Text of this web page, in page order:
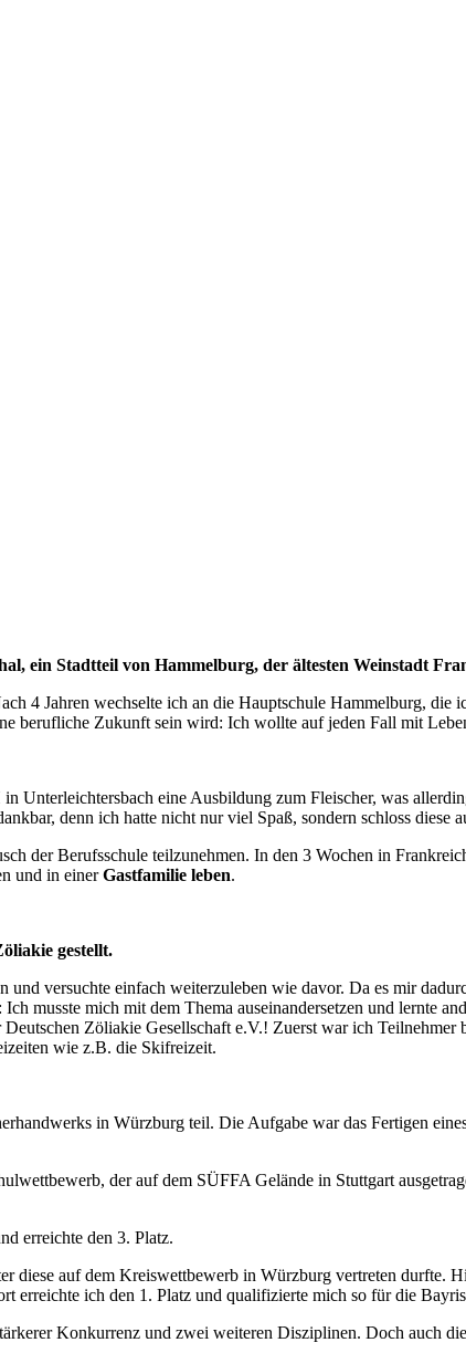
ein Stadtteil von Hammelburg, der ältesten Weinstadt
4 Jahren wechselte ich an die Hauptschule Hammelburg, die
berufliche Zukunft sein wird: Ich wollte auf jeden Fall mit
Unterleichtersbach eine Ausbildung zum Fleischer, was
denn ich hatte nicht nur viel Spaß, sondern schloss diese
der Berufsschule teilzunehmen. In den 3 Wochen in
und in einerGastfamilie leben.
gestellt.
versuchte einfach weiterzuleben wie davor. Da es mir
musste mich mit dem Thema auseinandersetzen und lernte
Zöliakie Gesellschaft e.V.! Zuerst war ich
wie z.B. die Skifreizeit.
in Würzburg teil. Die Aufgabe war das Fertigen
der auf dem SÜFFA Gelände in Stuttgart
erreichte den 3. Platz.
diese auf dem Kreiswettbewerb in Würzburg vertreten durfte.
erreichte ich den 1. Platz und qualifizierte mich so für die
Konkurrenz und zwei weiteren Disziplinen. Doch auch